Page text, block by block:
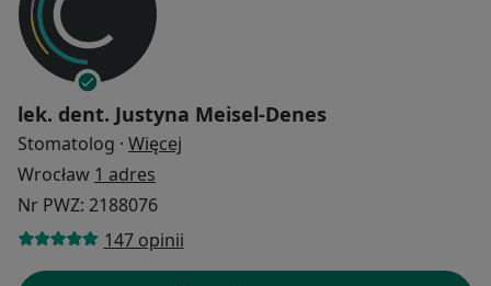
lek. dent. Justyna Meisel-Denes
Stomatolog · Więcej
Wrocław 1 adres
Nr PWZ: 2188076
147 opinii